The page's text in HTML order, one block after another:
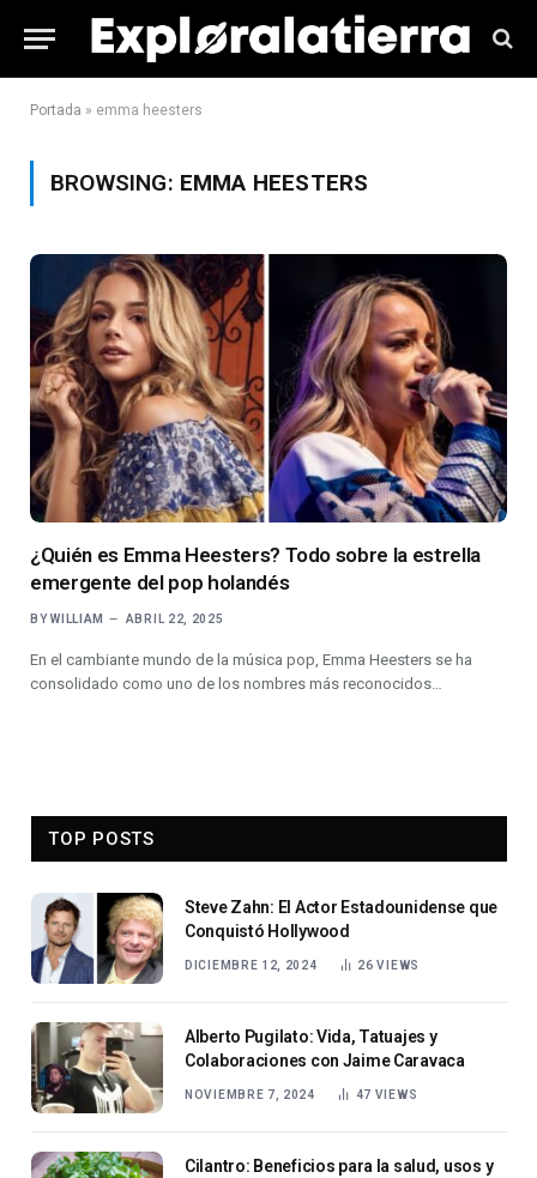
Portada » emma heesters
BROWSING: EMMA HEESTERS
¿Quién es Emma Heesters? Todo sobre la estrella
emergente del pop holandés
BY WILLIAM ABRIL 22, 2025
En el cambiante mundo de la música pop, Emma Heesters se ha
consolidado como uno de los nombres más reconocidos…
TOP POSTS
Steve Zahn: El Actor Estadounidense que
Conquistó Hollywood
DICIEMBRE 12, 2024 26VIEWS
Alberto Pugilato: Vida, Tatuajes y
Colaboraciones con Jaime Caravaca
NOVIEMBRE 7, 2024 47 VIEWS
Cilantro: Beneficios para la salud, usos y